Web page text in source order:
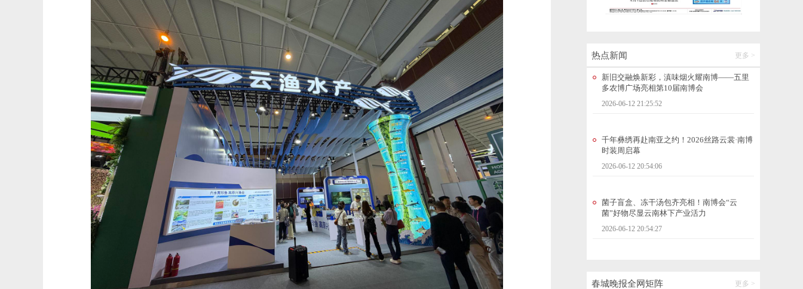
热点新闻 更多 >
新旧交融焕新彩，滇味烟火耀南博——五里
千年彝绣再赴南亚之约！2026丝路云裳·南博
时装周启幕
2026-06-12 20:54:06
菌子盲盒、冻干汤包齐亮相！南博会“云
菌”好物尽显云南林下产业活力
2026-06-12 20:54:27
数智融合，向实同行！中国联通亮相第10届
南博会
2026-06-12 23:01:11
春城晚报全网矩阵 更多 >